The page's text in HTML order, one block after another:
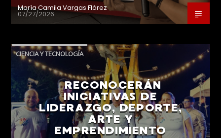
María Camila Vargas Flórez
07/27/2026
CIENCIA Y TECNOLOGÍA
RECONOCERÁN
INICIATIVAS DE
LIDERAZGO, DEPORTE,
ARTE Y
EMPRENDIMIENTO